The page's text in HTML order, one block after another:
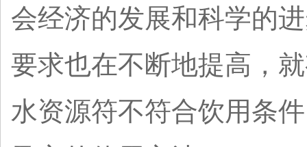
会经济的发展和科学的
要求也在不断地提高，
水资源符不符合饮用条